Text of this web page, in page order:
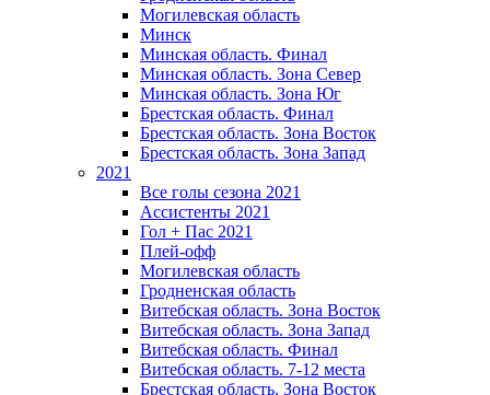
Могилевская область
Минск
Mинская область. Финал
Минская область. Зона Север
Минская область. Зона Юг
Брестская область. Финал
Брестская область. Зона Восток
Брестская область. Зона Запад
2021
Все голы сезона 2021
Ассистенты 2021
Гол + Пас 2021
Плей-офф
Могилевская область
Гродненская область
Витебская область. Зона Восток
Витебская область. Зона Запад
Витебская область. Финал
Витебская область. 7-12 места
Брестская область. Зона Восток